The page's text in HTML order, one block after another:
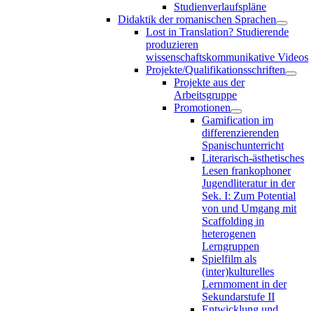
Studienverlaufspläne
Didaktik der romanischen Sprachen
Lost in Translation? Studierende
produzieren
wissenschaftskommunikative Videos
Projekte/Qualifikationsschriften
Projekte aus der
Arbeitsgruppe
Promotionen
Gamification im
differenzierenden
Spanischunterricht
Literarisch-ästhetisches
Lesen frankophoner
Jugendliteratur in der
Sek. I: Zum Potential
von und Umgang mit
Scaffolding in
heterogenen
Lerngruppen
Spielfilm als
(inter)kulturelles
Lernmoment in der
Sekundarstufe II